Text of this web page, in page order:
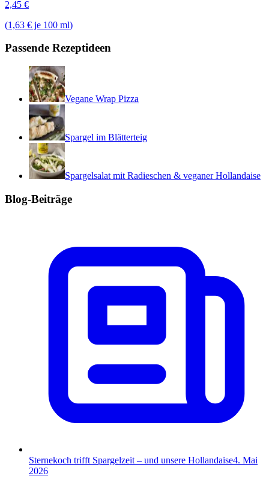
2,45 €
(1,63 € je 100 ml)
Passende Rezeptideen
Vegane Wrap Pizza
Spargel im Blätterteig
Spargelsalat mit Radieschen & veganer Hollandaise
Blog-Beiträge
Sternekoch trifft Spargelzeit – und unsere Hollandaise4. Mai
2026